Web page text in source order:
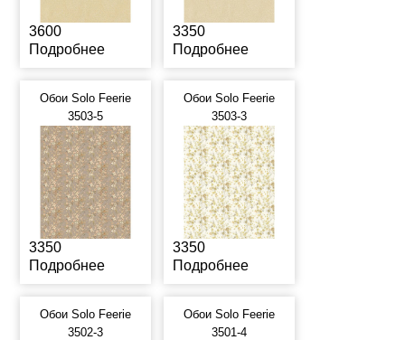
3600
Подробнее
3350
Подробнее
Обои Solo Feerie
3503-5
3350
Подробнее
Обои Solo Feerie
3503-3
3350
Подробнее
Обои Solo Feerie
3502-3
Обои Solo Feerie
3501-4